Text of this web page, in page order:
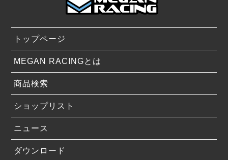
トップページ
MEGAN RACINGとは
商品検索
ショップリスト
ニュース
ダウンロード